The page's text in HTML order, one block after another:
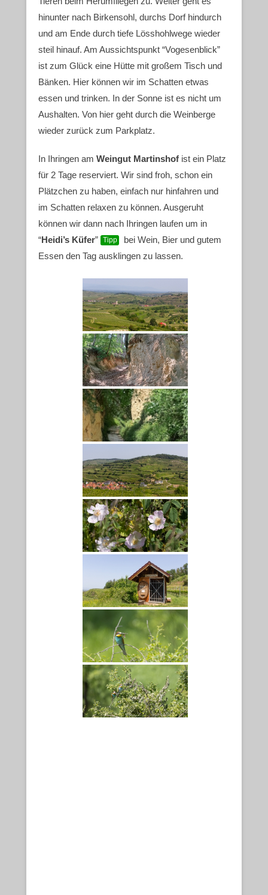
hinunter nach Birkensohl, durchs Dorf hindurch
und am Ende durch tiefe Lösshohlwege wieder
steil hinauf. Am Aussichtspunkt “Vogesenblick”
ist zum Glück eine Hütte mit großem Tisch und
Bänken. Hier können wir im Schatten etwas
essen und trinken. In der Sonne ist es nicht um
Aushalten. Von hier geht durch die Weinberge
wieder zurück zum Parkplatz.
In Ihringen am Weingut Martinshof ist ein Platz
für 2 Tage reserviert. Wir sind froh, schon ein
Plätzchen zu haben, einfach nur hinfahren und
im Schatten relaxen zu können. Ausgeruht
können wir dann nach Ihringen laufen um in
“Heidi’s Küfer” Tipp
bei Wein, Bier und gutem
Essen den Tag ausklingen zu lassen.